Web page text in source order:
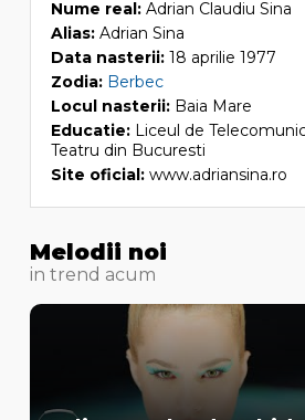
Nume real:Adrian Claudiu Sina
Alias:Adrian Sina
Data nasterii:18 aprilie 1977
Zodia: Berbec
Locul nasterii:Baia Mare
Educatie:Liceul de
Teatru din Bucuresti
Site oficial:www.adriansina.ro
Melodii noi
in trend acum